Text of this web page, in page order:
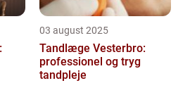
03 august 2025
Tandlæge Vesterbro:
professionel og tryg
tandpleje